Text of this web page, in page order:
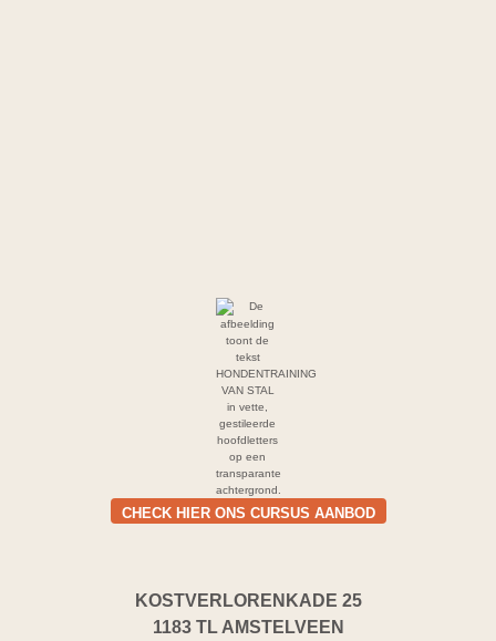
CHECK HIER ONS CURSUS AANBOD
KOSTVERLORENKADE 25
1183 TL AMSTELVEEN